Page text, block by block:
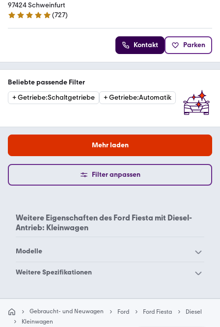
97424 Schweinfurt
4.8 Sterne
(727)
Kontakt Parken
Beliebte passende Filter
+Getriebe:Schaltgetriebe +Getriebe:Automatik
Mehr laden
Filter anpassen
Weitere Eigenschaften des Ford Fiesta mit Diesel-
Antrieb: Kleinwagen
Modelle
Ford Aerostar
Ford C-Max
Ford Capri
Ford Courier
Weitere Spezifikationen
Ford Fiesta Benzin
Gebraucht- und Neuwagen Ford Ford Fiesta
Diesel
Kleinwagen